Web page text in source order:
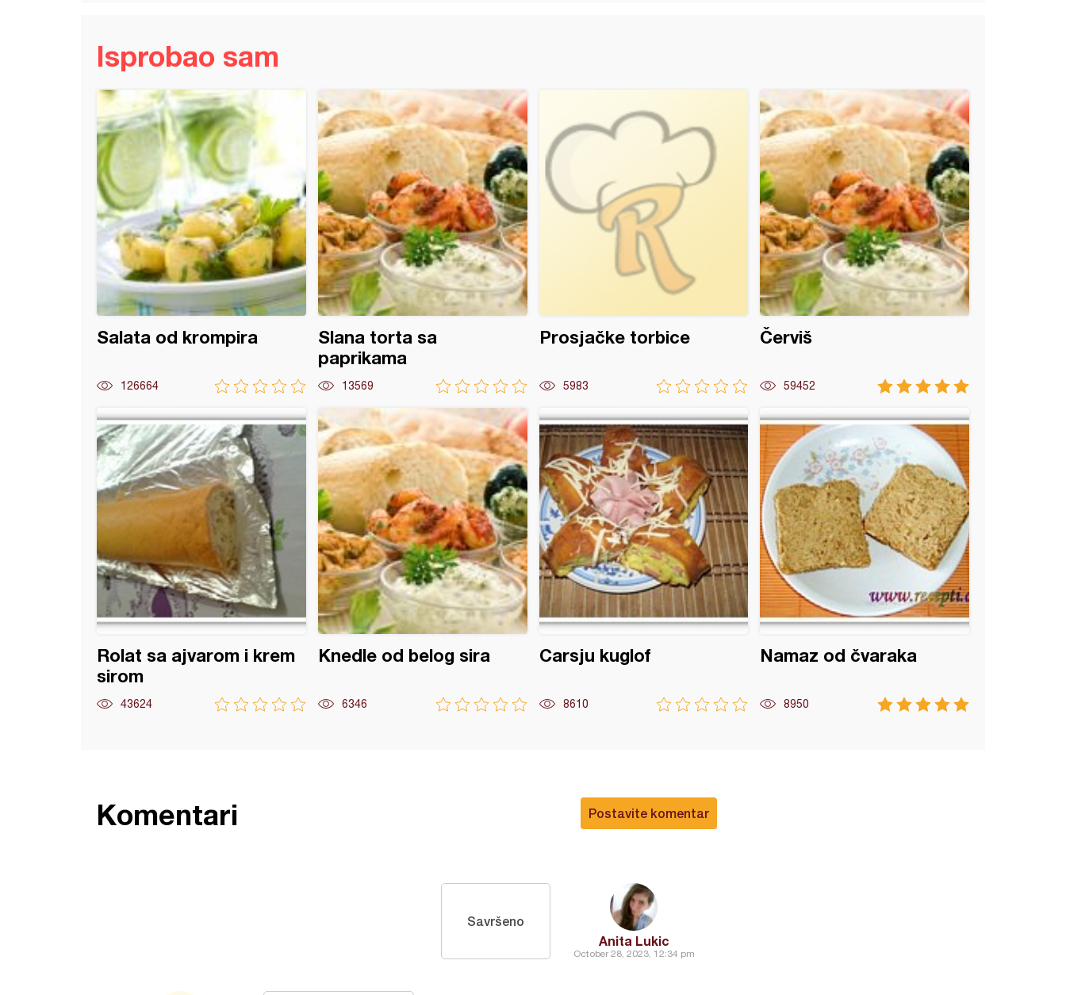
Isprobao sam
Salata od krompira
126664
Slana torta sa
paprikama
13569
Prosjačke torbice
5983
Červiš
59452
Rolat sa ajvarom i krem
sirom
43624
Knedle od belog sira
6346
Carsju kuglof
8610
Namaz od čvaraka
8950
Postavite komentar
Komentari
Anita Lukic
October 28, 2023, 12:34 pm
Savršeno